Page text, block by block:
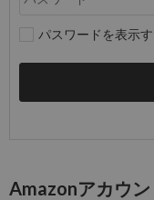
パスワードを表示
Amazonアカウ